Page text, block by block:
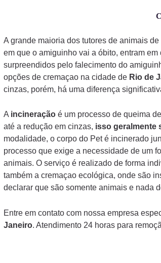
A grande maioria dos tutores de animais
em que o amiguinho vai a óbito, entram
surpreendidos pelo falecimento do
opções de cremaçao na cidade de Rio de
cinzas, porém, há uma diferença
A incineraçãoé um processo de queima
até a redução em cinzas, isso geralmente
modalidade, o corpo do Pet é incinerado
processo que exige a necessidade de um
animais. O serviço é realizado de forma
também a cremaçao ecológica, onde são
declarar que são somente animais e nada
Entre em contato com nossa empresa
Janeiro. Atendimento 24 horas para